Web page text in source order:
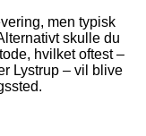
men typisk
skulle du
hvilket oftest –
Lystrup – vil blive